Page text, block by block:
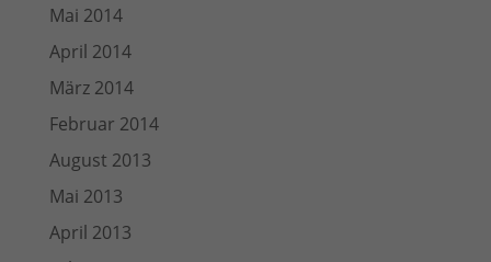
Mai 2014
April 2014
März 2014
Februar 2014
August 2013
Mai 2013
April 2013